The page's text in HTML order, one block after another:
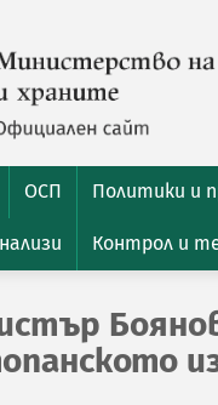
ОСП Политики и
Контрол и